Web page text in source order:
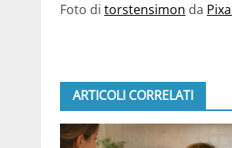
Foto di torstensimon da
ARTICOLI CORRELATI